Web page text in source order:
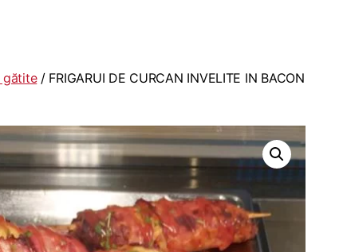
gătite/ FRIGARUI DE CURCAN INVELITE IN BACON